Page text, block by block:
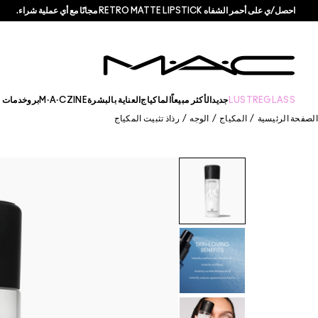
احصل/ي على أحمر الشفاه RETRO MATTE LIPSTICK مجانًا مع أي عملية شراء.
LUSTREGLASS جديدالأكثر مبيعاً الماكياج العناية بالبشرةM·A·CZINEبروخدمات
الصفحة الرئيسية / المكياج / الوجه / رذاذ تثبيت المكياج